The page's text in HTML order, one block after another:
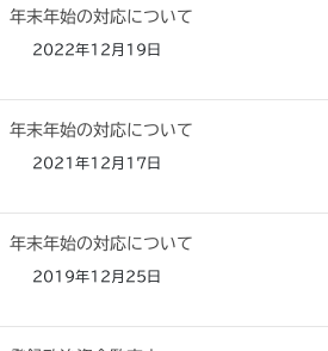
年末年始の対応について
2022年12月19日
年末年始の対応について
2021年12月17日
年末年始の対応について
2019年12月25日